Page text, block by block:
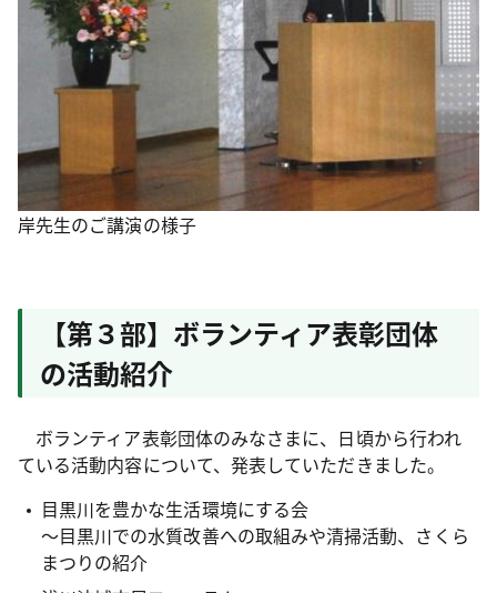
岸先生のご講演の様子
【第３部】ボランティア表彰団体
の活動紹介
ボランティア表彰団体のみなさまに、日頃から行われ
ている活動内容について、発表していただきました。
目黒川を豊かな生活環境にする会
～目黒川での水質改善への取組みや清掃活動、さくら
まつりの紹介